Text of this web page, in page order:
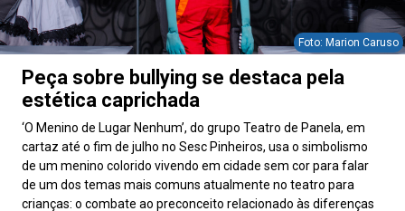
Foto: Marion Caruso
Peça sobre bullying se destaca pela
estética caprichada
‘O Menino de Lugar Nenhum’, do grupo Teatro de Panela, em
cartaz até o fim de julho no Sesc Pinheiros, usa o simbolismo
de um menino colorido vivendo em cidade sem cor para falar
de um dos temas mais comuns atualmente no teatro para
crianças: o combate ao preconceito relacionado às diferenças